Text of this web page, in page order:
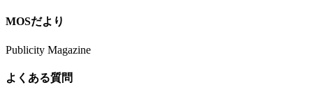
MOSだより
Publicity Magazine
よくある質問